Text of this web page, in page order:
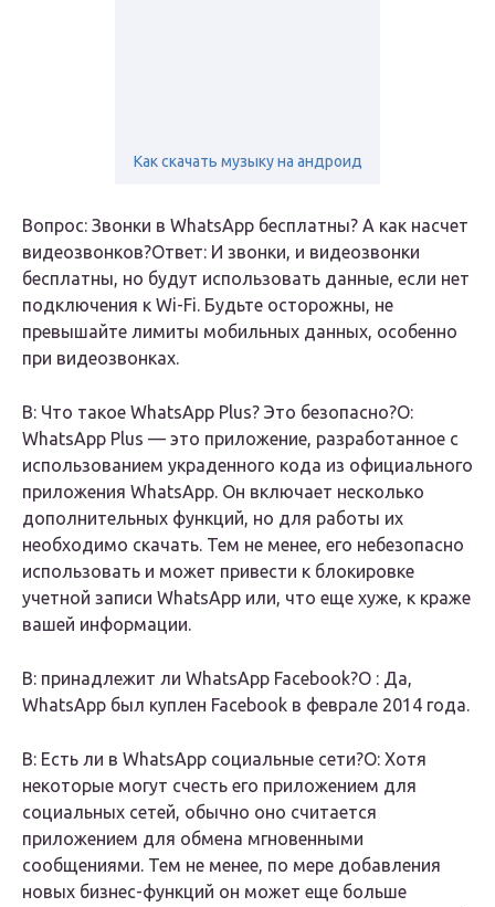
Как скачать музыку на андроид
Вопрос: Звонки в WhatsApp бесплатны? А как насчет
видеозвонков?Ответ: И звонки, и видеозвонки
бесплатны, но будут использовать данные, если нет
подключения к Wi-Fi. Будьте осторожны, не
превышайте лимиты мобильных данных, особенно
при видеозвонках.
В: Что такое WhatsApp Plus? Это безопасно?О:
WhatsApp Plus — это приложение, разработанное с
использованием украденного кода из официального
приложения WhatsApp. Он включает несколько
дополнительных функций, но для работы их
необходимо скачать. Тем не менее, его небезопасно
использовать и может привести к блокировке
учетной записи WhatsApp или, что еще хуже, к краже
вашей информации.
В: принадлежит ли WhatsApp Facebook?О : Да,
WhatsApp был куплен Facebook в феврале 2014 года.
В: Есть ли в WhatsApp социальные сети?О: Хотя
некоторые могут счесть его приложением для
социальных сетей, обычно оно считается
приложением для обмена мгновенными
сообщениями. Тем не менее, по мере добавления
новых бизнес-функций он может еще больше